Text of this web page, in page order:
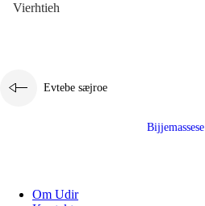
Vierhtieh
Evtebe sæjroe
Bijjemassese
Om Udir